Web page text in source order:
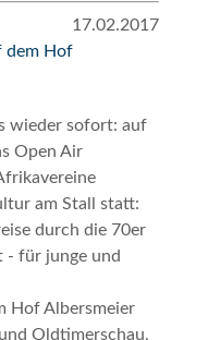
17.02.2017
dem Hof
wieder sofort: auf
Open Air
am Stall
statt:
durch die 70er
- für junge und
Hof Albersmeier
Oldtimerschau,